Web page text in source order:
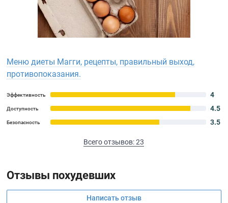
Меню диеты Магги, рецепты, правильный выход,
противопоказания.
Эффективность 4
Доступность 4.5
Безопасность 3.5
Всего отзывов: 23
Отзывы похудевших
Написать отзыв